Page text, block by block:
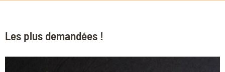
Les plus demandées !